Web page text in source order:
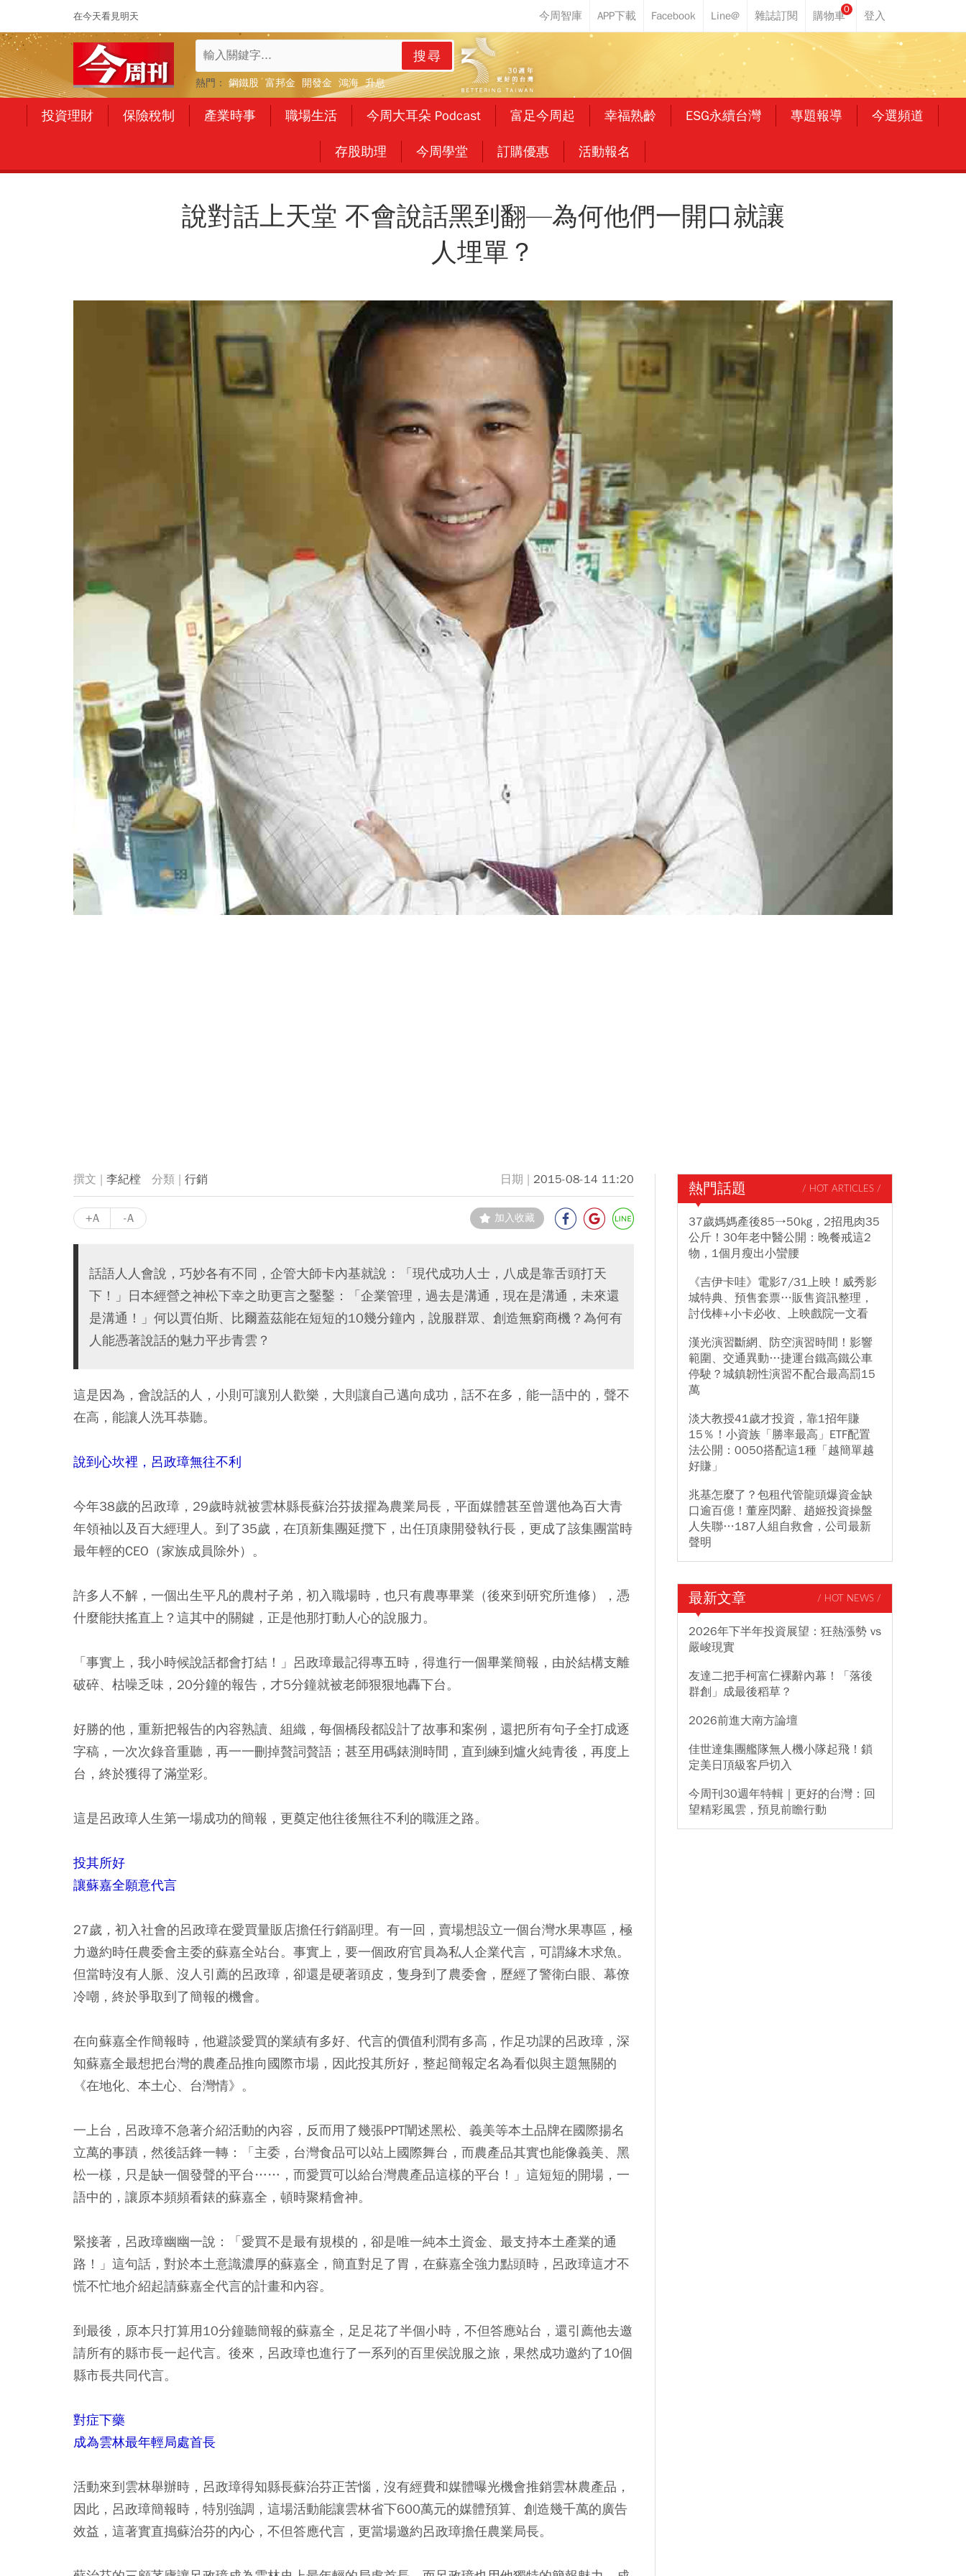
在今天看見明天
0
搜尋
熱門： 鋼鐵股 富邦金 開發金 鴻海 升息
投資理財 保險稅制 產業時事 職場生活 今周大耳朵 Podcast 富足今周起 幸福熟齡 ESG永續台灣 專題報導 今選頻道
存股助理 今周學堂 訂購優惠 活動報名
說對話上天堂 不會說話黑到翻—為何他們一開口就讓
人埋單？
李紀樘 行銷 2015-08-14 11:20
+A -A 加入收藏
話語人人會說，巧妙各有不同，企管大師卡內基就說：「現代成功人士，八成是靠舌頭打天
下！」日本經營之神松下幸之助更言之鑿鑿：「企業管理，過去是溝通，現在是溝通，未來還
是溝通！」何以賈伯斯、比爾蓋茲能在短短的10幾分鐘內，說服群眾、創造無窮商機？為何有
人能憑著說話的魅力平步青雲？
這是因為，會說話的人，小則可讓別人歡樂，大則讓自己邁向成功，話不在多，能一語中的，聲不
在高，能讓人洗耳恭聽。
說到心坎裡，呂政璋無往不利
今年38歲的呂政璋，29歲時就被雲林縣長蘇治芬拔擢為農業局長，平面媒體甚至曾選他為百大青
年領袖以及百大經理人。到了35歲，在頂新集團延攬下，出任頂康開發執行長，更成了該集團當時
最年輕的CEO（家族成員除外）。
許多人不解，一個出生平凡的農村子弟，初入職場時，也只有農專畢業（後來到研究所進修），憑
什麼能扶搖直上？這其中的關鍵，正是他那打動人心的說服力。
「事實上，我小時候說話都會打結！」呂政璋最記得專五時，得進行一個畢業簡報，由於結構支離
破碎、枯噪乏味，20分鐘的報告，才5分鐘就被老師狠狠地轟下台。
好勝的他，重新把報告的內容熟讀、組織，每個橋段都設計了故事和案例，還把所有句子全打成逐
字稿，一次次錄音重聽，再一一刪掉贅詞贅語；甚至用碼錶測時間，直到練到爐火純青後，再度上
台，終於獲得了滿堂彩。
這是呂政璋人生第一場成功的簡報，更奠定他往後無往不利的職涯之路。
投其所好
讓蘇嘉全願意代言
27歲，初入社會的呂政璋在愛買量販店擔任行銷副理。有一回，賣場想設立一個台灣水果專區，極
力邀約時任農委會主委的蘇嘉全站台。事實上，要一個政府官員為私人企業代言，可謂緣木求魚。
但當時沒有人脈、沒人引薦的呂政璋，卻還是硬著頭皮，隻身到了農委會，歷經了警衛白眼、幕僚
冷嘲，終於爭取到了簡報的機會。
在向蘇嘉全作簡報時，他避談愛買的業績有多好、代言的價值利潤有多高，作足功課的呂政璋，深
知蘇嘉全最想把台灣的農產品推向國際市場，因此投其所好，整起簡報定名為看似與主題無關的
《在地化、本土心、台灣情》。
一上台，呂政璋不急著介紹活動的內容，反而用了幾張PPT闡述黑松、義美等本土品牌在國際揚名
立萬的事蹟，然後話鋒一轉：「主委，台灣食品可以站上國際舞台，而農產品其實也能像義美、黑
松一樣，只是缺一個發聲的平台……，而愛買可以給台灣農產品這樣的平台！」這短短的開場，一
語中的，讓原本頻頻看錶的蘇嘉全，頓時聚精會神。
緊接著，呂政璋幽幽一說：「愛買不是最有規模的，卻是唯一純本土資金、最支持本土產業的通
路！」這句話，對於本土意識濃厚的蘇嘉全，簡直對足了胃，在蘇嘉全強力點頭時，呂政璋這才不
慌不忙地介紹起請蘇嘉全代言的計畫和內容。
到最後，原本只打算用10分鐘聽簡報的蘇嘉全，足足花了半個小時，不但答應站台，還引薦他去邀
請所有的縣市長一起代言。後來，呂政璋也進行了一系列的百里侯說服之旅，果然成功邀約了10個
縣市長共同代言。
對症下藥
成為雲林最年輕局處首長
活動來到雲林舉辦時，呂政璋得知縣長蘇治芬正苦惱，沒有經費和媒體曝光機會推銷雲林農產品，
因此，呂政璋簡報時，特別強調，這場活動能讓雲林省下600萬元的媒體預算、創造幾千萬的廣告
效益，這著實直搗蘇治芬的內心，不但答應代言，更當場邀約呂政璋擔任農業局長。
熱門話題 / HOT ARTICLES /
37歲媽媽產後85→50kg，2招甩肉35
公斤！30年老中醫公開：晚餐戒這2
物，1個月瘦出小蠻腰
《吉伊卡哇》電影7/31上映！威秀影
城特典、預售套票…販售資訊整理，
討伐棒+小卡必收、上映戲院一文看
漢光演習斷網、防空演習時間！影響
範圍、交通異動…捷運台鐵高鐵公車
停駛？城鎮韌性演習不配合最高罰15
萬
淡大教授41歲才投資，靠1招年賺
15％！小資族「勝率最高」ETF配置
法公開：0050搭配這1種「越簡單越
好賺」
兆基怎麼了？包租代管龍頭爆資金缺
口逾百億！董座閃辭、趙姬投資操盤
人失聯…187人組自救會，公司最新
聲明
最新文章 / HOT NEWS /
2026年下半年投資展望：狂熱漲勢 vs
嚴峻現實
友達二把手柯富仁裸辭內幕！「落後
群創」成最後稻草？
2026前進大南方論壇
佳世達集團艦隊無人機小隊起飛！鎖
定美日頂級客戶切入
今周刊30週年特輯｜更好的台灣：回
望精彩風雲，預見前瞻行動